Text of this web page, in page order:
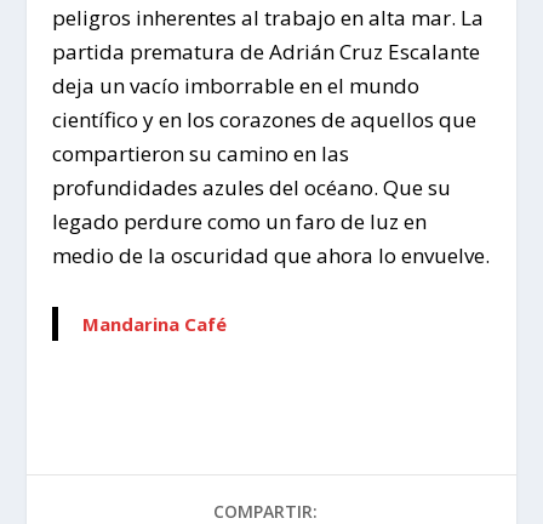
peligros inherentes al trabajo en alta mar. La
partida prematura de Adrián Cruz Escalante
deja un vacío imborrable en el mundo
científico y en los corazones de aquellos que
compartieron su camino en las
profundidades azules del océano. Que su
legado perdure como un faro de luz en
medio de la oscuridad que ahora lo envuelve.
Mandarina Café
COMPARTIR: